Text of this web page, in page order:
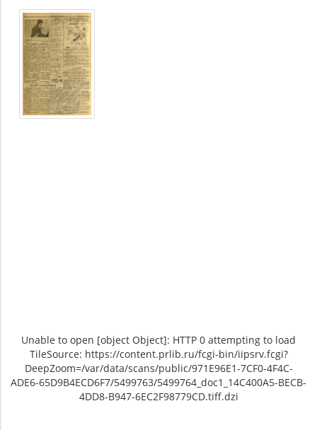
Unable to open [object Object]: HTTP 0 attempting to load
TileSource: https://content.prlib.ru/fcgi-bin/iipsrv.fcgi?
DeepZoom=/var/data/scans/public/971E96E1-7CF0-4F4C-
ADE6-65D9B4ECD6F7/5499763/5499764_doc1_14C400A5-BECB-
4DD8-B947-6EC2F98779CD.tiff.dzi